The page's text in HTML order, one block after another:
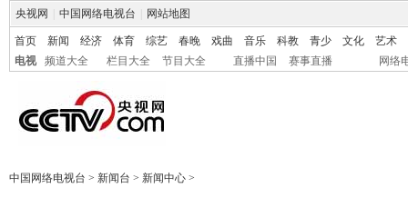
央视网 中国网络电视台 网站地图
首页 新闻 经济 体育 综艺 春晚 戏曲 音乐 科教 青少 文化
艺术
电视
频道大全 栏目大全 节目大全 直播中国 赛事直播 网络
中国网络电视台 > 新闻台 > 新闻中心 >